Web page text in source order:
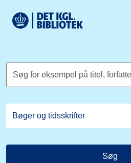
Det Kongelige Biblioteks logo.
Søg for eksempel på titel, forfatter,
Søg